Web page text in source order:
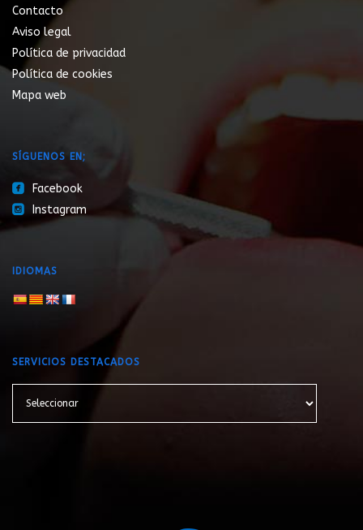
Contacto
Aviso legal
Política de privacidad
Política de cookies
Mapa web
SÍGUENOS EN;
roundedfacebook Facebook
roundedinstagram Instagram
IDIOMAS
SERVICIOS DESTACADOS